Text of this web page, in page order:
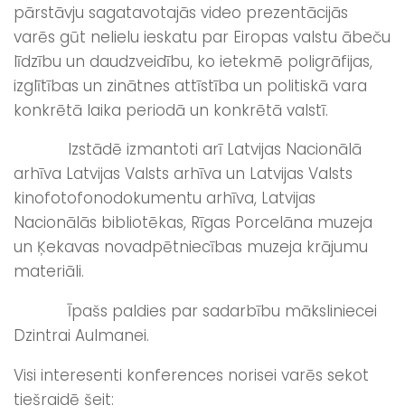
pārstāvju sagatavotajās video prezentācijās
varēs gūt nelielu ieskatu par Eiropas valstu ābeču
līdzību un daudzveidību, ko ietekmē poligrāfijas,
izglītības un zinātnes attīstība un politiskā vara
konkrētā laika periodā un konkrētā valstī.
Izstādē izmantoti arī Latvijas Nacionālā
arhīva Latvijas Valsts arhīva un Latvijas Valsts
kinofotofonodokumentu arhīva, Latvijas
Nacionālās bibliotēkas, Rīgas Porcelāna muzeja
un Ķekavas novadpētniecības muzeja krājumu
materiāli.
Īpašs paldies par sadarbību māksliniecei
Dzintrai Aulmanei.
Visi interesenti konferences norisei varēs sekot
tiešraidē šeit: